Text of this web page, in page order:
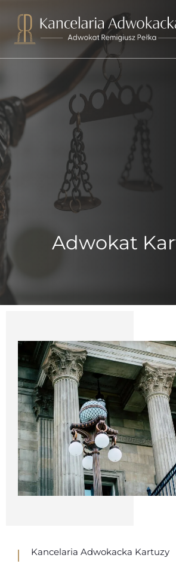
treści
Adwokat
Kancelaria Adwokacka Kartuzy